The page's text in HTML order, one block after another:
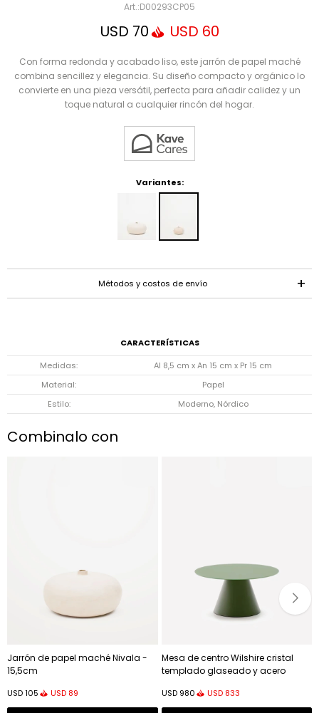
D00293CP05
USD 70 USD 60
Con forma redonda y acabado liso, este jarrón de papel maché
combina sencillez y elegancia. Su diseño compacto y orgánico lo
convierte en una pieza versátil, perfecta para añadir calidez y un
toque natural a cualquier rincón del hogar.
Variantes:
Métodos y costos de envío
CARACTERÍSTICAS
Medidas
Al 8,5 cm x An 15 cm x Pr 15 cm
Material
Papel
Estilo
Moderno, Nórdico
Combinalo con
Jarrón de papel maché Nivala -
15,5cm
USD105 USD 89
Mesa de centro Wilshire cristal
templado glaseado y acero
Ø80cm
USD 980 USD 833